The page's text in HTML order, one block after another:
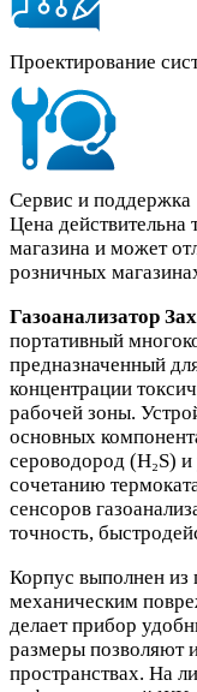
Проектирование
Сервис и поддержка
Цена действительна
магазина и может
розничных
Газоанализатор
портативный
предназначенный
концентрации
рабочей зоны.
основных
сероводород (H₂S)
сочетанию
сенсоров
точность,
Корпус выполнен из
механическим
делает прибор
размеры позволяют
пространствах. На